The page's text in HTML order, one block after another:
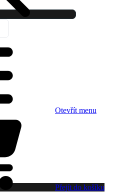
Otevřít menu
Přejít do košíku